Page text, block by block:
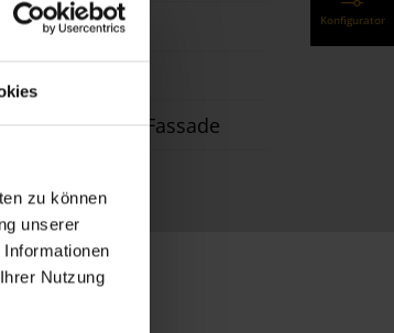
zu können
unserer
Nutzung
vor der Fassade
Konfigurator